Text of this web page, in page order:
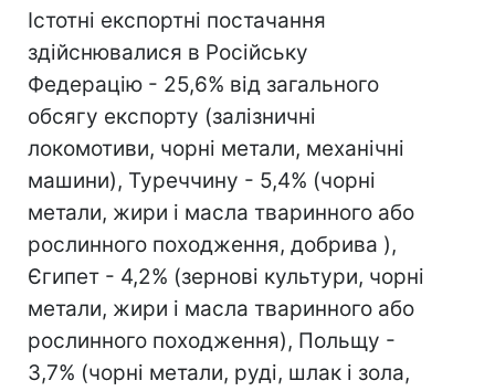
Істотні експортні постачання
здійснювалися в Російську
Федерацію - 25,6% від загального
обсягу експорту (залізничні
локомотиви, чорні метали, механічні
машини), Туреччину - 5,4% (чорні
метали, жири і масла тваринного або
рослинного походження, добрива ),
Єгипет - 4,2% (зернові культури, чорні
метали, жири і масла тваринного або
рослинного походження), Польщу -
3,7% (чорні метали, руді, шлак і зола,